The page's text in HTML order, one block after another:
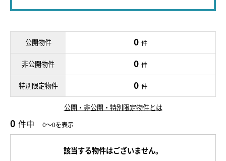
公開物件 0 件
非公開物件 0 件
特別限定物件 0 件
公開・非公開・特別限定物件とは
0 件中 0～0を表示
該当する物件はございません。